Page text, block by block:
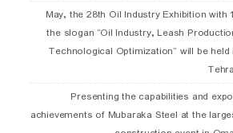
19 May, the 28th Oil Industry Exhibition with
the slogan “Oil Industry, Leash
Technological Optimization” will be held
Presenting the capabilities and
achievements of Mubaraka Steel at the